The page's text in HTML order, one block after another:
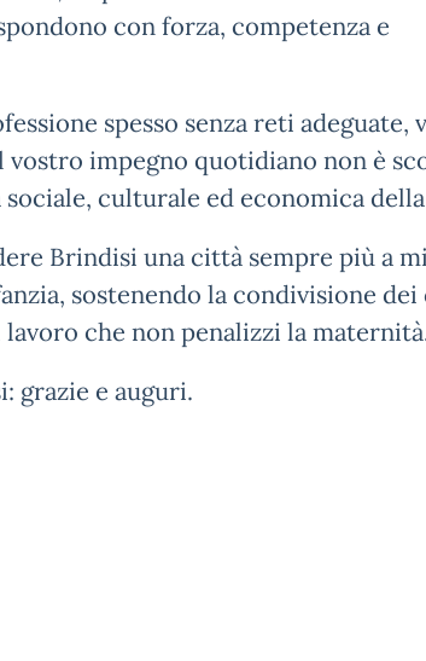
con forza, competenza e
spesso senza reti adeguate,
impegno quotidiano non è
culturale ed economica
Brindisi una città sempre più a
sostenendo la condivisione
che non penalizzi la
grazie e auguri.